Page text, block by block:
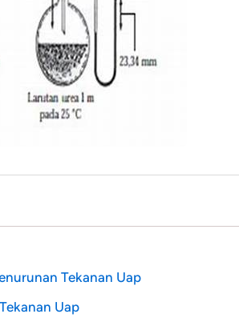
Tekanan Uap
Uap